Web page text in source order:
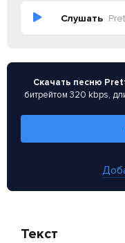
Слушать
Скачать песню
битрейтом 320 kbps,
Текст